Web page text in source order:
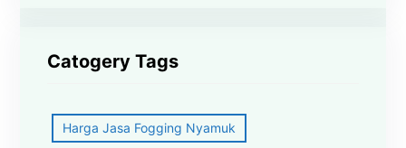
Catogery Tags
Harga Jasa Fogging Nyamuk